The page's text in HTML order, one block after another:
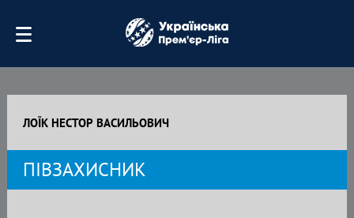
ЛОЇК НЕСТОР ВАСИЛЬОВИЧ
ПІВЗАХИСНИК